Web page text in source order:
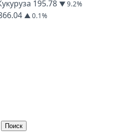
195.78 ▼ 9.2%
▲ 0.1%
Поиск